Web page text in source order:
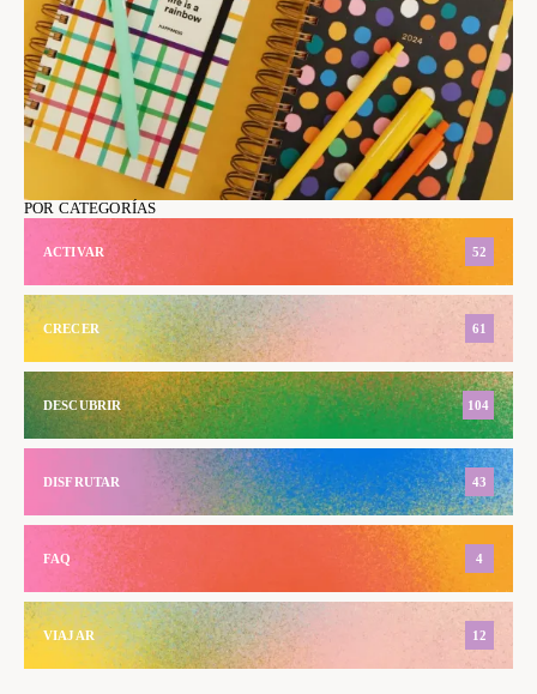
POR CATEGORÍAS
ACTIVAR 52
CRECER 61
DESCUBRIR 104
DISFRUTAR 43
FAQ 4
VIAJAR 12